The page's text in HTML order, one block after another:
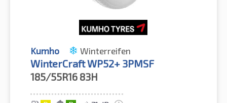
Kumho Winterreifen
WinterCraft WP52+ 3PMSF
185/55R16 83H